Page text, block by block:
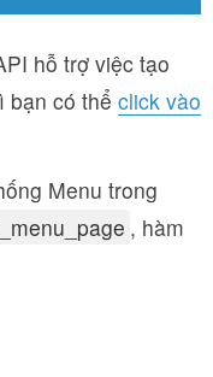
hỗ trợ việc tạo
bạn có thể click vào
Menu trong
, hàm